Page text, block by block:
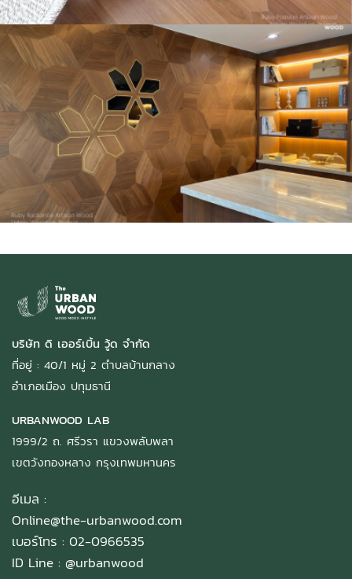
บริษัท ดิ เออร์เบิ้น วู้ด จำกัด
ที่อยู่ : 40/1 หมู่ 2 ตำบลบ้านกลาง
อำเภอเมือง ปทุมธานี
URBANWOOD LAB
1999/2 ถ. ศรีวรา แขวงพลับพลา
เขตวังทองหลาง กรุงเทพมหานคร
อีเมล :
Online@the-urbanwood.com
เบอร์โทร : 02-0966535
ID Line : @urbanwood